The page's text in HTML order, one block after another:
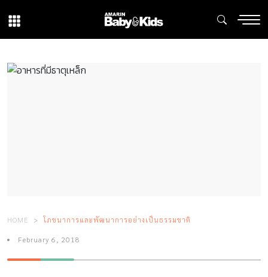
HOME โภชนาการและพัฒนาการอย่างเป็นธรรมชาติ
February 6, 2018